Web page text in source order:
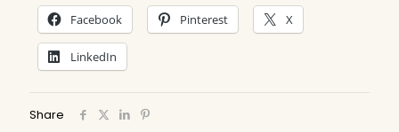
Facebook Pinterest X
LinkedIn
Share